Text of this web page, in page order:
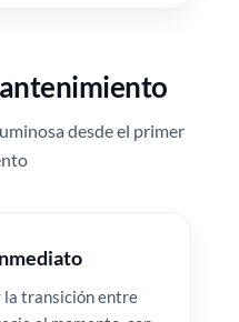
desde el primer
la transición entre